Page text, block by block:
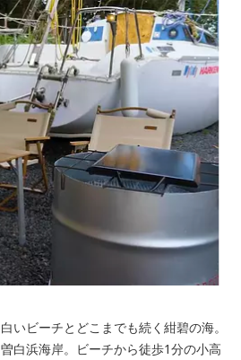
いビーチとどこまでも続く紺碧の海。
白浜海岸。ビーチから徒歩1分の小高